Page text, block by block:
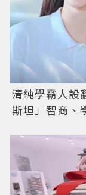
清純學霸人設
斯坦」智商、